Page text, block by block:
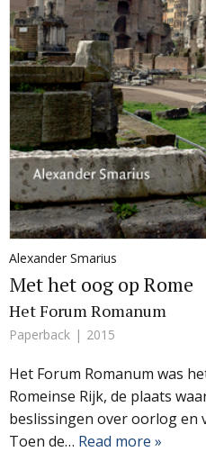
Alexander Smarius
Met het oog op Rome
Het Forum Romanum
Paperback 2015
Het Forum Romanum was
Romeinse Rijk, de plaats
beslissingen over oorlog en
Toen de… Read more »